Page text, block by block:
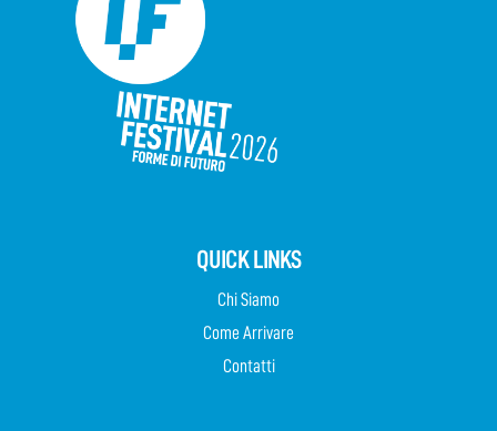
QUICK LINKS
Chi Siamo
Come Arrivare
Contatti